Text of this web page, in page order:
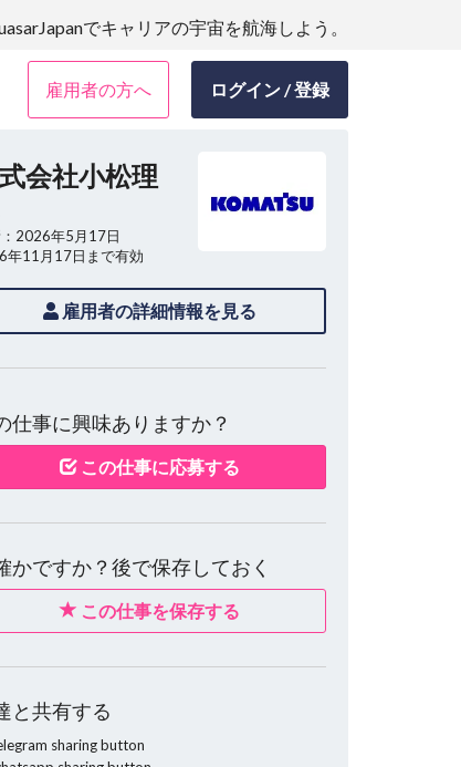
でキャリアの宇宙を航海しよう。
雇用者の方へ ログイン / 登録
会社小松理
2026年5月17日
年11月17日まで有効
雇用者の詳細情報を見る
仕事に興味ありますか？
この仕事に応募する
かですか？後で保存しておく
この仕事を保存する
と共有する